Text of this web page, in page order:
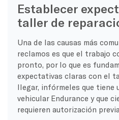
Establecer
taller de
Una de las causas más
reclamos es que el trabajo
pronto, por lo que es
expectativas claras con el
llegar, infórmeles que tiene
vehicular Endurance y que
requieren autorización